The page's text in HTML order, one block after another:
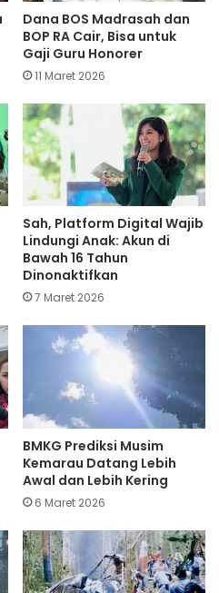
Dana BOS Madrasah dan
BOP RA Cair, Bisa untuk
Gaji Guru Honorer
11 Maret 2026
Sah, Platform Digital Wajib
Lindungi Anak: Akun di
Bawah 16 Tahun
Dinonaktifkan
7 Maret 2026
BMKG Prediksi Musim
Kemarau Datang Lebih
Awal dan Lebih Kering
6 Maret 2026